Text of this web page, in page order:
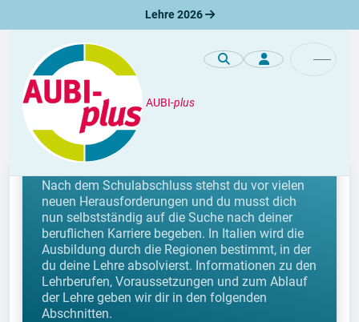
Lehre 2026
AUBI-plus
Lehrberufe
Lehre in Italien (Südtirol)
Nach dem Schulabschluss stehst du vor vielen
neuen Herausforderungen und du musst dich
nun selbstständig auf die Suche nach deiner
beruflichen Karriere begeben. In Italien wird die
Ausbildung durch die Regionen bestimmt, in der
du deine Lehre absolvierst. Informationen zu den
Lehrberufen, Voraussetzungen und zum Ablauf
der Lehre geben wir dir in den folgenden
Abschnitten.